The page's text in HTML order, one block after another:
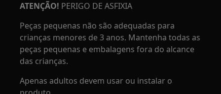
ATENÇÃO! PERIGO DE ASFIXIA
Peças pequenas não são adequadas para
crianças menores de 3 anos. Mantenha todas as
peças pequenas e embalagens fora do alcance
das crianças.
Apenas adultos devem usar ou instalar o